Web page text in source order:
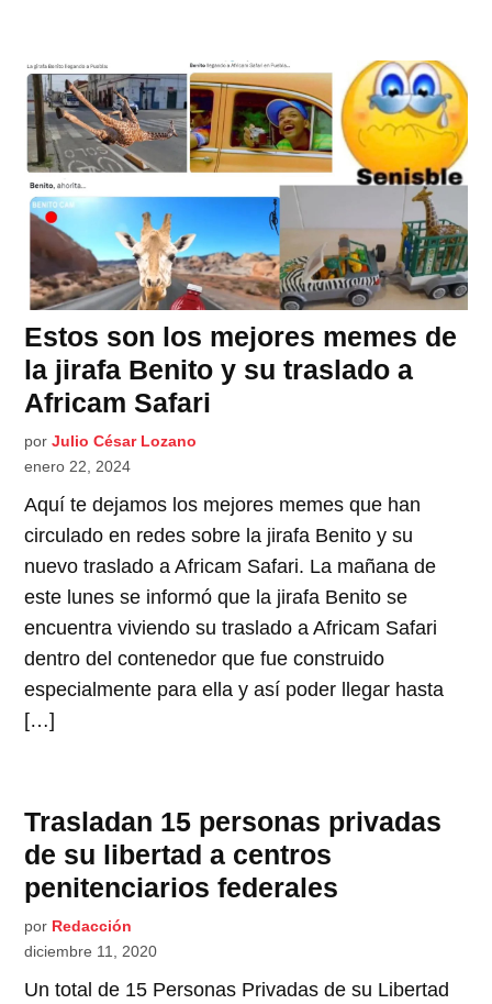
Estos son los mejores memes de
la jirafa Benito y su traslado a
Africam Safari
por Julio César Lozano
enero 22, 2024
Aquí te dejamos los mejores memes que han
circulado en redes sobre la jirafa Benito y su
nuevo traslado a Africam Safari. La mañana de
este lunes se informó que la jirafa Benito se
encuentra viviendo su traslado a Africam Safari
dentro del contenedor que fue construido
especialmente para ella y así poder llegar hasta
[…]
Trasladan 15 personas privadas
de su libertad a centros
penitenciarios federales
por Redacción
diciembre 11, 2020
Un total de 15 Personas Privadas de su Libertad